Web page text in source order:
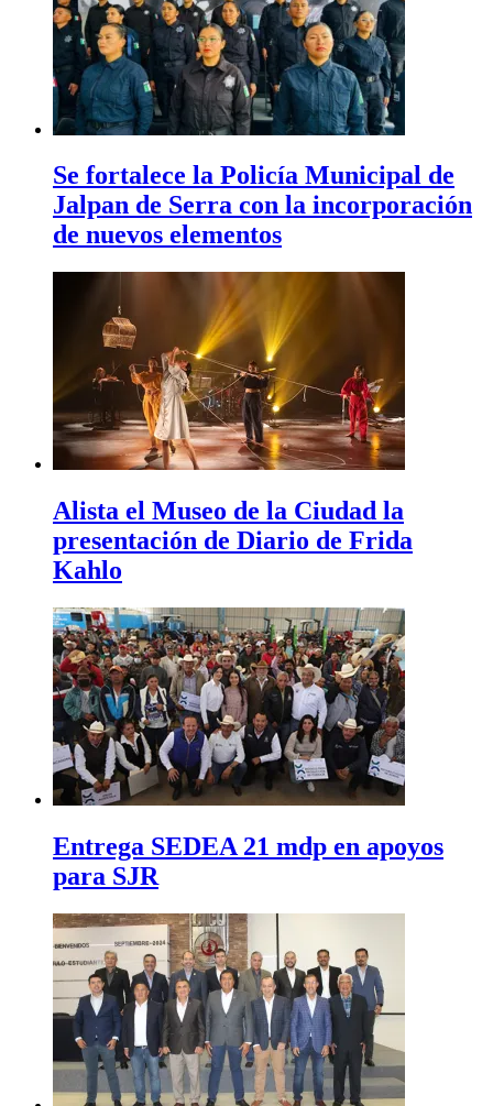
Se fortalece la Policía Municipal de
Jalpan de Serra con la incorporación
de nuevos elementos
Alista el Museo de la Ciudad la
presentación de Diario de Frida
Kahlo
Entrega SEDEA 21 mdp en apoyos
para SJR